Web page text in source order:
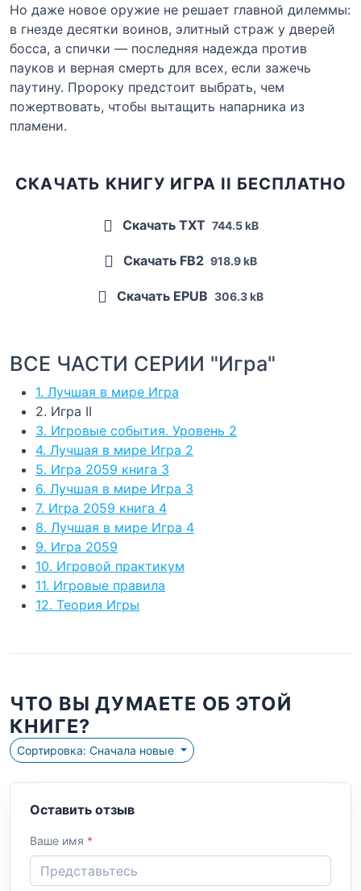
Но даже новое оружие не решает главной дилеммы:
в гнезде десятки воинов, элитный страж у дверей
босса, а спички — последняя надежда против
пауков и верная смерть для всех, если зажечь
паутину. Пророку предстоит выбрать, чем
пожертвовать, чтобы вытащить напарника из
пламени.
СКАЧАТЬ КНИГУ ИГРА II БЕСПЛАТНО
Скачать TXT 744.5 kB
Скачать FB2 918.9 kB
Скачать EPUB 306.3 kB
ВСЕ ЧАСТИ СЕРИИ "Игра"
1. Лучшая в мире Игра
2. Игра II
3. Игровые события. Уровень 2
4. Лучшая в мире Игра 2
5. Игра 2059 книга 3
6. Лучшая в мире Игра 3
7. Игра 2059 книга 4
8. Лучшая в мире Игра 4
9. Игра 2059
10. Игровой практикум
11. Игровые правила
12. Теория Игры
ЧТО ВЫ ДУМАЕТЕ ОБ ЭТОЙ
КНИГЕ?
Сортировка: Сначала новые
Оставить отзыв
Ваше имя *